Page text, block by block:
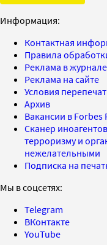
Информация:
Контактная
Правила
Реклама в журнале
Реклама на сайте
Условия
Архив
Вакансии в Forbes
Сканер
терроризму и
нежелательными
Подписка на
Мы в соцсетях:
Telegram
ВКонтакте
YouTube